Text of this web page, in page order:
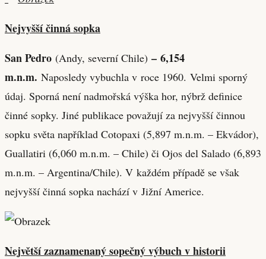
Nejvyšší činná sopka
San Pedro (Andy, severní Chile) – 6,154
m.n.m. Naposledy vybuchla v roce 1960. Velmi sporný
údaj. Sporná není nadmořská výška hor, nýbrž definice
činné sopky. Jiné publikace považují za nejvyšší činnou
sopku světa například Cotopaxi (5,897 m.n.m. – Ekvádor),
Guallatiri (6,060 m.n.m. – Chile) či Ojos del Salado (6,893
m.n.m. – Argentina/Chile). V každém případě se však
nejvyšší činná sopka nachází v Jižní Americe.
Největší zaznamenaný sopečný výbuch v historii